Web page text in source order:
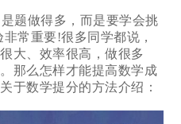
题做得多，而是要学会挑
常重要!很多同学都说，
大、效率很高，做很多
那么怎样才能提高数学成
于数学提分的方法介绍：